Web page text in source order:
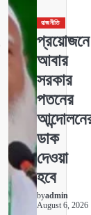
রাজনীতি
প্রয়োজনে
আবার
সরকার
পতনের
ডাক
দেওয়া
হবে
byadmin
August 6, 2026